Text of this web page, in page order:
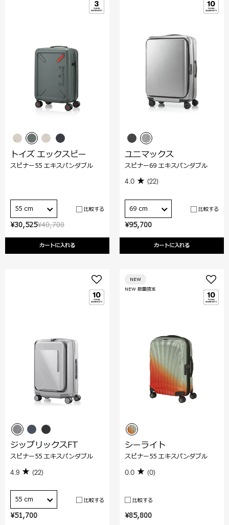
¥40,700
¥30,525
カートに入れる
トイズ エックスピー
スピナー55 エキスパンダブル
55 cm 比較する
¥95,700
カートに入れる
ユニマックス
スピナー69 エキスパンダブル
4.0 (22)
69 cm 比較する
¥51,700
ジップリックスFT
スピナー55 エキスパンダブル
4.9 (22)
55 cm 比較する
¥85,800
NEW 数量限定
NEW
シーライト
スピナー55 エキスパンダブル
0.0 (0)
比較する